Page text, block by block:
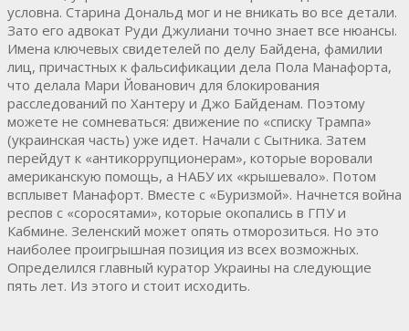
условна. Старина Дональд мог и не вникать во все детали.
Зато его адвокат Руди Джулиани точно знает все нюансы.
Имена ключевых свидетелей по делу Байдена, фамилии
лиц, причастных к фальсификации дела Пола Манафорта,
что делала Мари Йованович для блокирования
расследований по Хантеру и Джо Байденам. Поэтому
можете не сомневаться: движение по «списку Трампа»
(украинская часть) уже идет. Начали с Сытника. Затем
перейдут к «антикоррупционерам», которые воровали
американскую помощь, а НАБУ их «крышевало». Потом
всплывет Манафорт. Вместе с «Буризмой». Начнется война
респов с «соросятами», которые окопались в ГПУ и
Кабмине. Зеленский может опять отморозиться. Но это
наиболее проигрышная позиция из всех возможных.
Определился главный куратор Украины на следующие
пять лет. Из этого и стоит исходить.